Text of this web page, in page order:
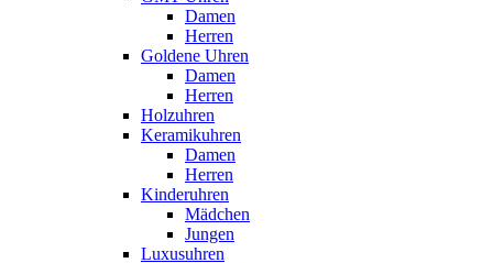
Damen
Herren
Goldene Uhren
Damen
Herren
Holzuhren
Keramikuhren
Damen
Herren
Kinderuhren
Mädchen
Jungen
Luxusuhren